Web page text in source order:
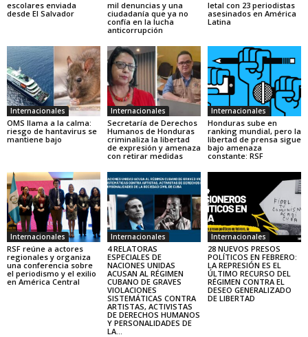
escolares enviada
desde El Salvador
mil denuncias y una
ciudadanía que ya no
confía en la lucha
anticorrupción
letal con 23 periodistas
asesinados en América
Latina
Internacionales
OMS llama a la calma:
riesgo de hantavirus se
mantiene bajo
Internacionales
Secretaría de Derechos
Humanos de Honduras
criminaliza la libertad
de expresión y amenaza
con retirar medidas
Internacionales
Honduras sube en
ranking mundial, pero la
libertad de prensa sigue
bajo amenaza
constante: RSF
Internacionales
RSF reúne a actores
regionales y organiza
una conferencia sobre
el periodismo y el exilio
en América Central
Internacionales
4 RELATORAS
ESPECIALES DE
NACIONES UNIDAS
ACUSAN AL RÉGIMEN
CUBANO DE GRAVES
VIOLACIONES
SISTEMÁTICAS CONTRA
ARTISTAS, ACTIVISTAS
DE DERECHOS HUMANOS
Y PERSONALIDADES DE
LA...
Internacionales
28 NUEVOS PRESOS
POLÍTICOS EN FEBRERO:
LA REPRESIÓN ES EL
ÚLTIMO RECURSO DEL
RÉGIMEN CONTRA EL
DESEO GENERALIZADO
DE LIBERTAD